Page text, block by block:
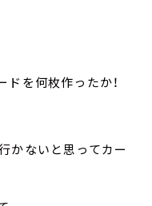
ドを何枚作ったか！
かないと思ってカー